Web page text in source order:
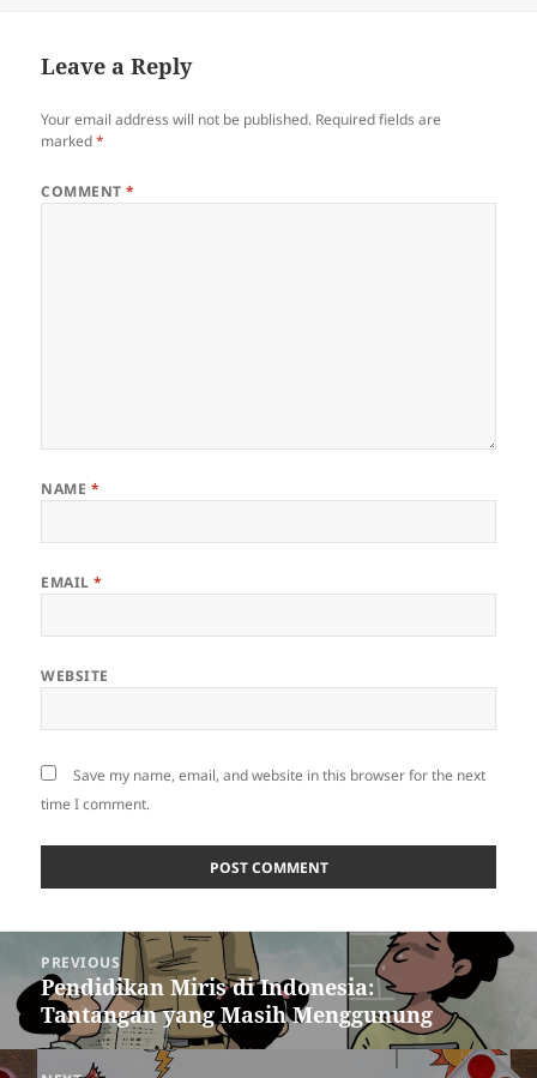
Leave a Reply
Your email address will not be published. Required fields are
marked*
COMMENT*
NAME *
EMAIL*
WEBSITE
Save my name, email, and website in this browser for the next
time I comment.
navigation
PREVIOUS
Previous
post:
Pendidikan Miris di Indonesia:
Tantangan yang Masih Menggunung